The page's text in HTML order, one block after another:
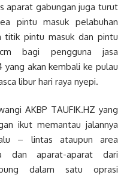
aparat gabungan juga turut
pintu masuk pelabuhan
pintu masuk dan pintu
bagi pengguna jasa
yang akan kembali ke pulau
libur hari raya nyepi.
AKBP TAUFIK.HZ yang
ikut memantau jalannya
– lintas ataupun area
dan aparat-aparat dari
dalam satu oprasi